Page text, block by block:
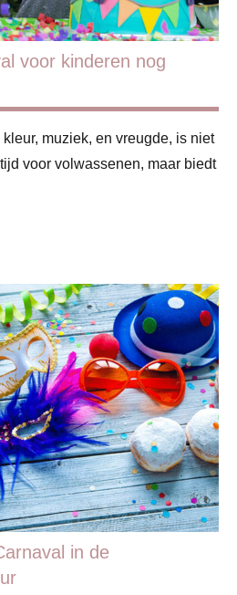
voor kinderen nog
muziek, en vreugde, is niet
voor volwassenen, maar biedt
in de